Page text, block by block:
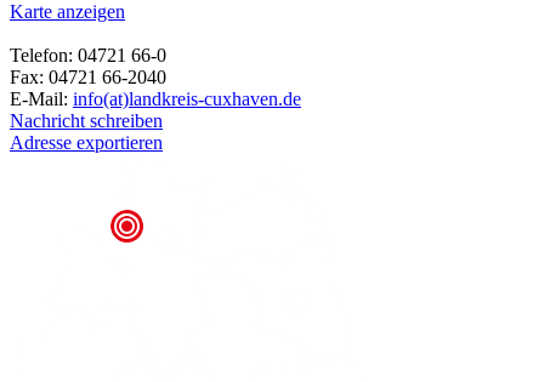
Karte anzeigen
Telefon: 04721 66-0
Fax: 04721 66-2040
E-Mail: info(at)landkreis-cuxhaven.de
Nachricht schreiben
Adresse exportieren